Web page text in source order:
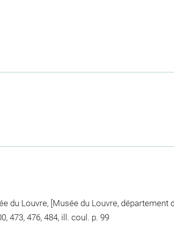
du Louvre, [Musée du Louvre, département
473, 476, 484, ill. coul. p. 99